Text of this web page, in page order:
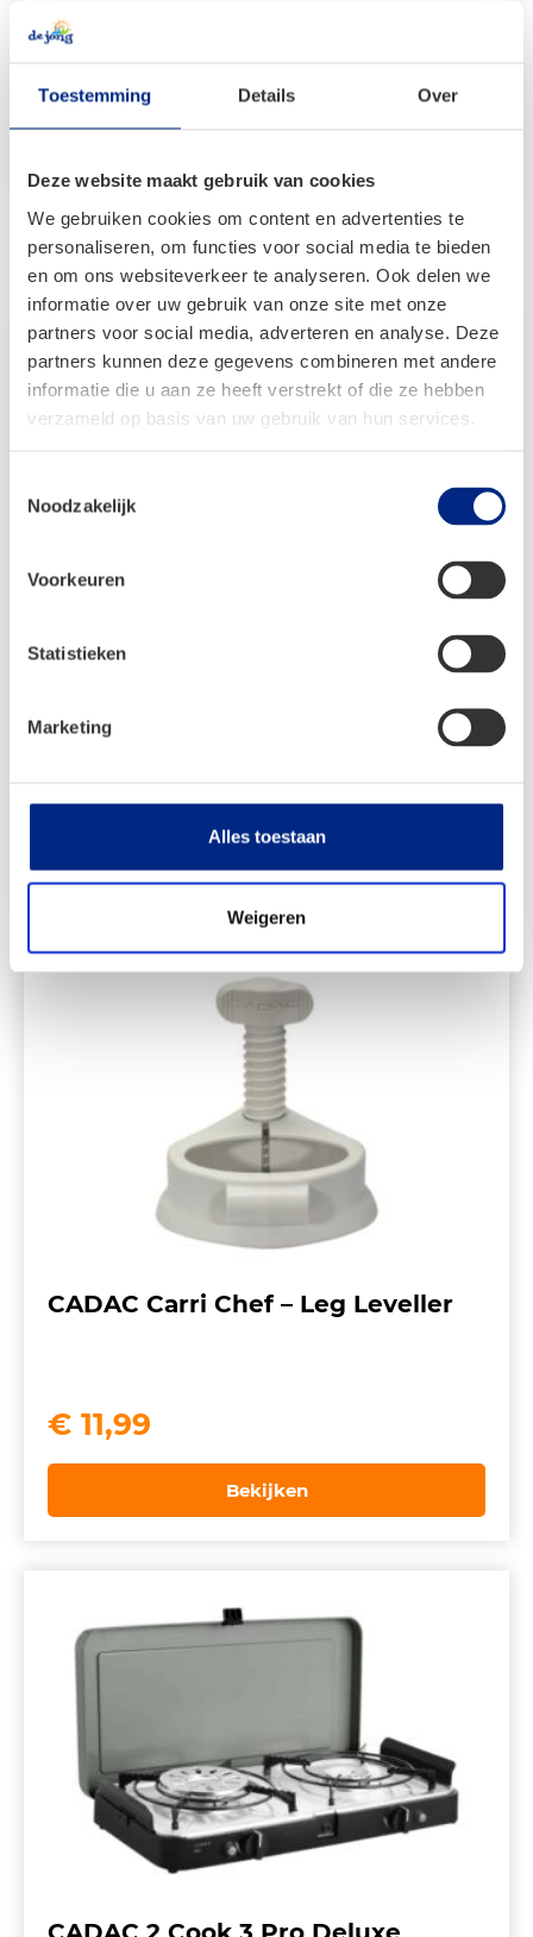
Toestemming Details Over
Deze website maakt gebruik van cookies
We gebruiken cookies om content en advertenties te
personaliseren, om functies voor social media te bieden
en om ons websiteverkeer te analyseren. Ook delen we
informatie over uw gebruik van onze site met onze
partners voor social media, adverteren en analyse. Deze
partners kunnen deze gegevens combineren met andere
informatie die u aan ze heeft verstrekt of die ze hebben
verzameld op basis van uw gebruik van hun services.
Noodzakelijk
Voorkeuren
Statistieken
Marketing
Alles toestaan
Weigeren
€ 69,99
Gerelateerde producten
€5,99
CADAC Carri Chef – Leg Leveller
€ 11,99
Bekijken